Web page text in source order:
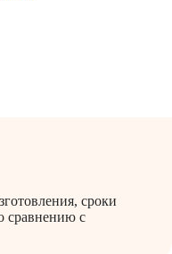
сроки
сравнению с